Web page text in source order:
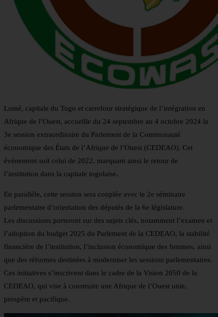
Lomé, capitale du Togo et carrefour stratégique de l’intégration en
Afrique de l’Ouest, accueille du 24 septembre au 4 octobre 2024 la
3e session extraordinaire du Parlement de la Communauté
économique des États de l’Afrique de l’Ouest (CEDEAO). Cet
événement suit celui de 2022, marquant ainsi le retour de
l’institution dans la capitale togolaise.
En parallèle, cette session sera couplée avec le 2e séminaire
parlementaire d’orientation des députés de la 6e législature.
Les discussions porteront sur des sujets clés, notamment l’examen et
l’adoption du budget 2025 du Parlement de la CEDEAO, la stabilité
financière de l’institution, l’inclusion économique des femmes, ainsi
que des réformes destinées à moderniser les sessions parlementaires.
Ces initiatives s’inscrivent dans le cadre de la Vision 2050 de la
CEDEAO, qui vise à construire une Afrique de l’Ouest unie,
prospère et pacifique.